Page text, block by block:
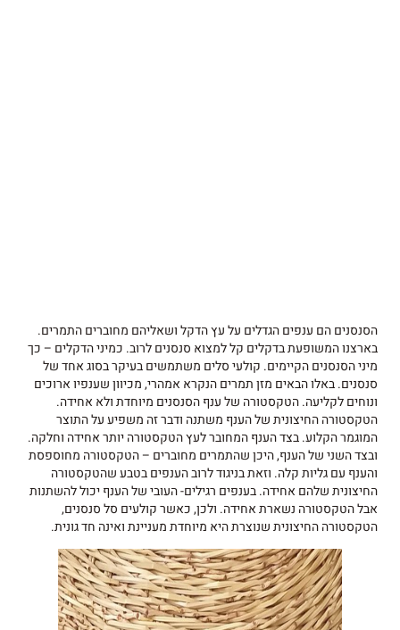
הסנסנים הם ענפים הגדלים על עץ הדקל ושאליהם מחוברים התמרים.
בארצנו המשופעת בדקלים קל למצוא סנסנים לרוב. כמיני הדקלים – כך
מיני הסנסנים הקיימים. קולעי סלים משתמשים בעיקר בסוג אחד של
סנסנים. באלו הבאים מזן תמרים הנקרא אמהרי, מכיוון שענפיו ארוכים
ונוחים לקליעה. הטקסטורה של ענף הסנסנים מיוחדת ולא אחידה.
הטקסטורה החיצונית של הענף משתנה ודבר זה משפיע על התוצר
המוגמר הקלוע. בצד הענף המחובר לעץ הטקסטורה יותר אחידה וחלקה.
ובצד השני של הענף, היכן שהתמרים מחוברים – הטקסטורה מחוספסת
והענף עם גליות קלה. וזאת בניגוד לרוב הענפים בטבע שהטקסטורה
החיצונית שלהם אחידה. בענפים רגילים- העובי של הענף יכול להשתנות
אבל הטקסטורה נשארת אחידה. ולכן, כאשר קולעים סל סנסנים,
הטקסטורה החיצונית שנוצרת היא מיוחדת מעניינת ואינה חד גונית.